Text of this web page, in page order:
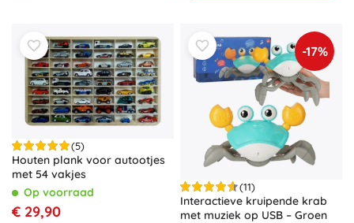
(5)
Houten plank voor autootjes
met 54 vakjes
Op voorraad
€ 29,90
-17%
(11)
Interactieve kruipende krab
met muziek op USB – Groen